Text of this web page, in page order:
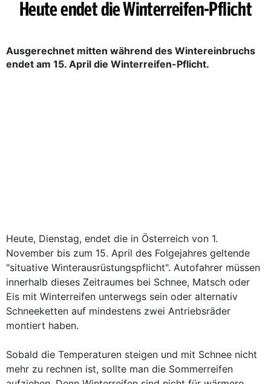
Heute endet die Winterreifen-Pflicht
Ausgerechnet mitten während des Wintereinbruchs
endet am 15. April die Winterreifen-Pflicht.
Heute, Dienstag, endet die in Österreich von 1.
November bis zum 15. April des Folgejahres geltende
"situative Winterausrüstungspflicht". Autofahrer müssen
innerhalb dieses Zeitraumes bei Schnee, Matsch oder
Eis mit Winterreifen unterwegs sein oder alternativ
Schneeketten auf mindestens zwei Antriebsräder
montiert haben.
Sobald die Temperaturen steigen und mit Schnee nicht
mehr zu rechnen ist, sollte man die Sommerreifen